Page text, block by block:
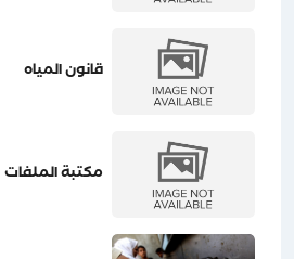
قانون المياه
مكتبة الملفات